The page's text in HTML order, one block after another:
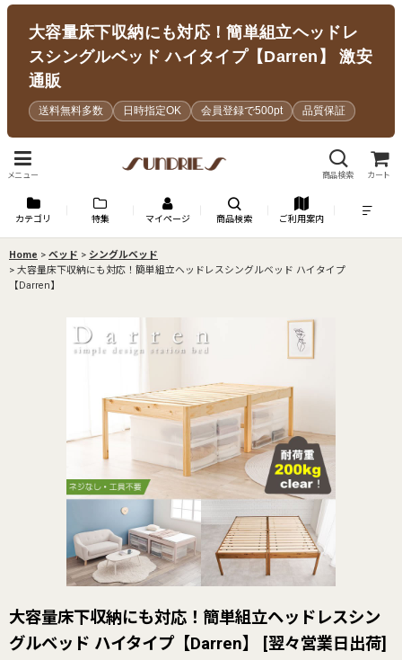
大容量床下収納にも対応！簡単組立ヘッドレ
スシングルベッド ハイタイプ【Darren】 激安
通販
送料無料多数 日時指定OK 会員登録で500pt 品質保証
メニュー 商品検索 カート
カテゴリ 特集 マイページ 商品検索 ご利用案内
Home > ベッド > シングルベッド
> 大容量床下収納にも対応！簡単組立ヘッドレスシングルベッド ハイタイプ
【Darren】
大容量床下収納にも対応！簡単組立ヘッドレスシン
グルベッド ハイタイプ【Darren】
[翌々営業日出荷]